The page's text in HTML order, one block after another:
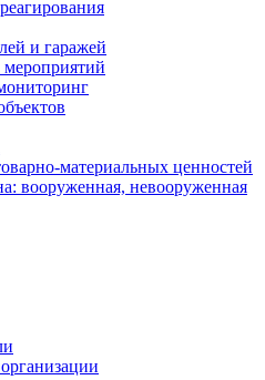
и гаражей
материальных ценностей
вооруженная, невооруженная